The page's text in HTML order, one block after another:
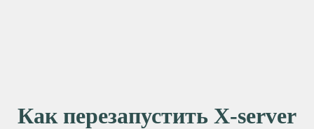
Как перезапустить X-server